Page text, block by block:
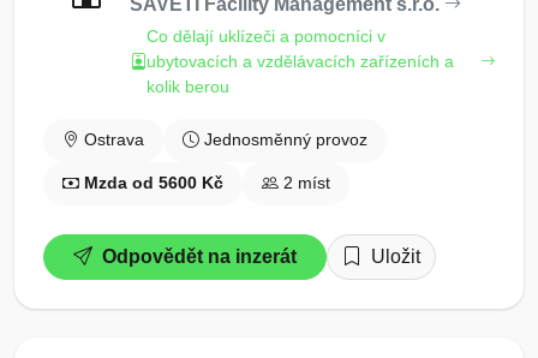
SAVETI Facility Management s.r.o.
Co dělají uklízeči a pomocníci v
ubytovacích a vzdělávacích zařízeních a
kolik berou
Ostrava Jednosměnný provoz
Mzda od 5600 Kč 2 míst
Odpovědět na inzerát Uložit